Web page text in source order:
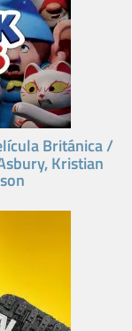
Británica /
Kristian